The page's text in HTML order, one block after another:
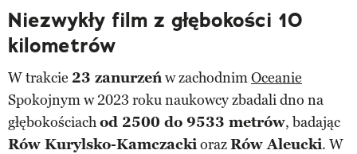
Niezwykły film z głębokości 10
kilometrów
W trakcie 23 zanurzeńw zachodnimOceanie
Spokojnym w 2023 roku naukowcy zbadali dno na
głębokościachod 2500 do 9533 metrów, badając
Rów Kurylsko-KamczackiorazRów Aleucki. W